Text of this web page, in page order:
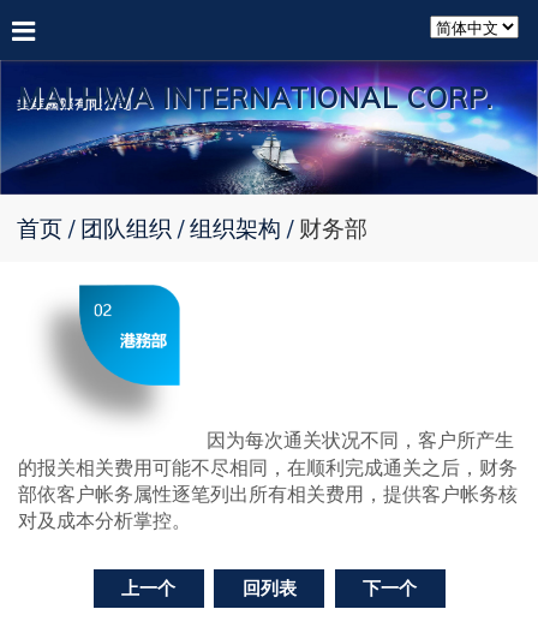
MAI HWA INTERNATIONAL CORP.
首页 团队组织 组织架构 财务部
因为每次通关状况不同，客户所产生
的报关相关费用可能不尽相同，在顺利完成通关之后，财务
部依客户帐务属性逐笔列出所有相关费用，提供客户帐务核
对及成本分析掌控。
上一个 回列表 下一个